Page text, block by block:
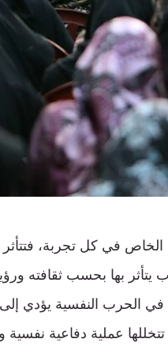
الخاص في كل تجربة،
يتأثر بها بحسب ثقافته
الحرب النفسية يؤدي
عملية دفاعية